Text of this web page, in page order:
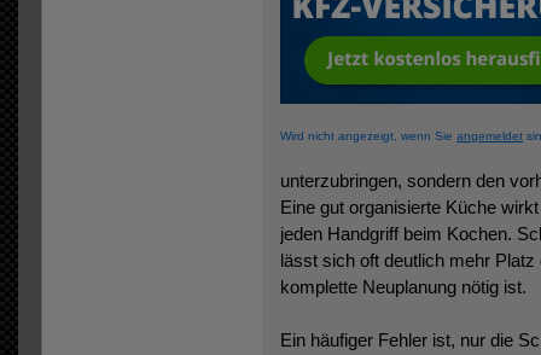
Wird nicht angezeigt, wenn Sie angemeldet
unterzubringen, sondern den
Eine gut organisierte Küche
jeden Handgriff beim Kochen.
lässt sich oft deutlich mehr
komplette Neuplanung nötig ist.
Ein häufiger Fehler ist, nur die